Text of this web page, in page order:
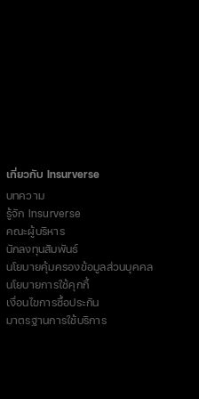
เกี่ยวกับ Insurverse
บทความ
รู้จัก Insurverse
คณะผู้บริหาร
นักลงทุนสัมพันธ์
นโยบายคุ้มครองข้อมูลส่วนบุคคล
นโยบายการใช้คุกกี้
เงื่อนไขการซื้อประกัน
มาตรฐานการใช้บริการ